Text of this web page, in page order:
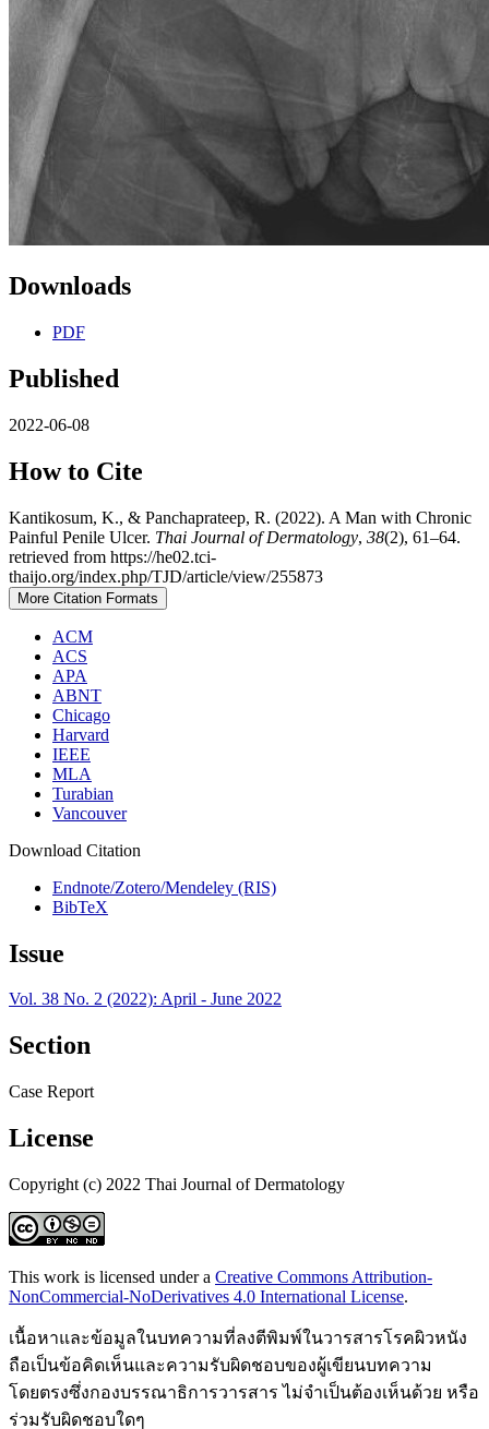
Downloads
PDF
Published
2022-06-08
How to Cite
Kantikosum, K., & Panchaprateep, R. (2022). A Man with Chronic
Painful Penile Ulcer. Thai Journal of Dermatology, 38(2), 61–64.
retrieved from https://he02.tci-
thaijo.org/index.php/TJD/article/view/255873
More Citation Formats
ACM
ACS
APA
ABNT
Chicago
Harvard
IEEE
MLA
Turabian
Vancouver
Download Citation
Endnote/Zotero/Mendeley (RIS)
BibTeX
Issue
Vol. 38 No. 2 (2022): April - June 2022
Section
Case Report
License
Copyright (c) 2022 Thai Journal of Dermatology
This work is licensed under a Creative Commons Attribution-
NonCommercial-NoDerivatives 4.0 International License.
เนื้อหาและข้อมูลในบทความที่ลงตีพิมพ์ในวารสารโรคผิวหนัง
ถือเป็นข้อคิดเห็นและความรับผิดชอบของผู้เขียนบทความ
โดยตรงซึ่งกองบรรณาธิการวารสาร ไม่จำเป็นต้องเห็นด้วย หรือ
ร่วมรับผิดชอบใดๆ